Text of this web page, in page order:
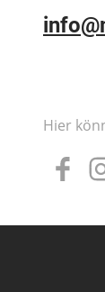
Hier